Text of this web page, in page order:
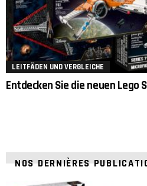
LEITFÄDEN UND VERGLEICHE
Entdecken Sie die neuen Lego
NOS DERNIÈRES